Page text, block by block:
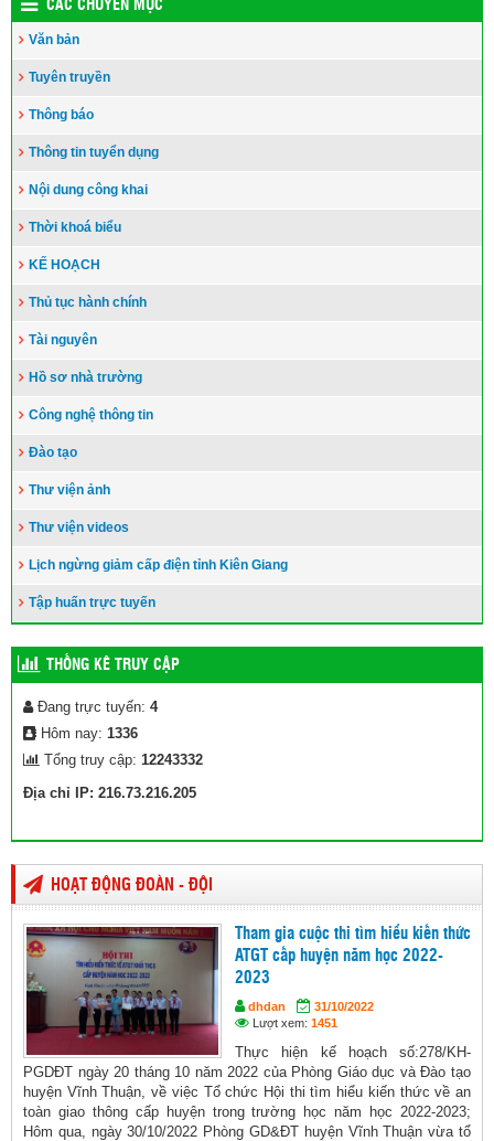
CÁC CHUYÊN MỤC
Văn bản
Tuyên truyền
Thông báo
Thông tin tuyển dụng
Nội dung công khai
Thời khoá biểu
KẾ HOẠCH
Thủ tục hành chính
Tài nguyên
Hồ sơ nhà trường
Công nghệ thông tin
Đào tạo
Thư viện ảnh
Thư viện videos
Lịch ngừng giảm cấp điện tỉnh Kiên Giang
Tập huấn trực tuyến
THỐNG KÊ TRUY CẬP
Đang trực tuyến: 4
Hôm nay: 1336
Tổng truy cập: 12243332
Địa chỉ IP: 216.73.216.205
HOẠT ĐỘNG ĐOÀN - ĐỘI
Tham gia cuộc thi tìm hiểu kiến thức
ATGT cấp huyện năm học 2022-
2023
dhdan
31/10/2022
Lượt xem: 1451
Thực hiện kế hoạch số:278/KH-
PGDĐT ngày 20 tháng 10 năm 2022 của Phòng Giáo dục và Đào tạo
huyện Vĩnh Thuận, về việc Tổ chức Hội thi tìm hiểu kiến thức về an
toàn giao thông cấp huyện trong trường học năm học 2022-2023;
Hôm qua, ngày 30/10/2022 Phòng GD&ĐT huyện Vĩnh Thuận vừa tổ